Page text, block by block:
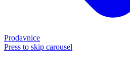
Prodavnice
Press to skip carousel